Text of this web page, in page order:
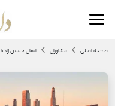
صفحه اصلی مشاوران ایمان حسین زاده